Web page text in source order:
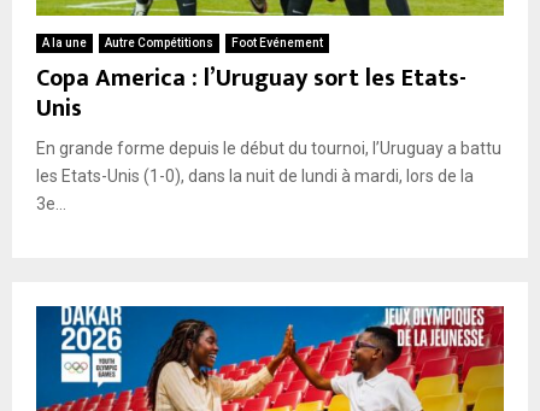
A la une Autre Compétitions Foot Evénement
Copa America : l’Uruguay sort les Etats-
Unis
En grande forme depuis le début du tournoi, l’Uruguay a battu
les Etats-Unis (1-0), dans la nuit de lundi à mardi, lors de la
3e...